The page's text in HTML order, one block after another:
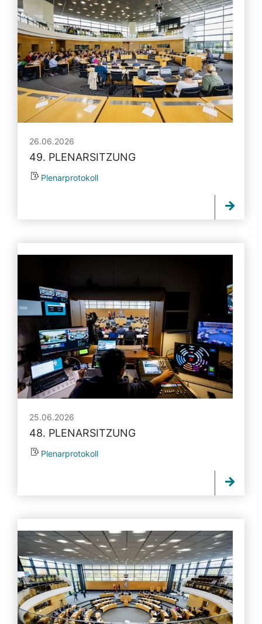
26.06.2026
49. PLENARSITZUNG
Plenarprotokoll
25.06.2026
48. PLENARSITZUNG
Plenarprotokoll